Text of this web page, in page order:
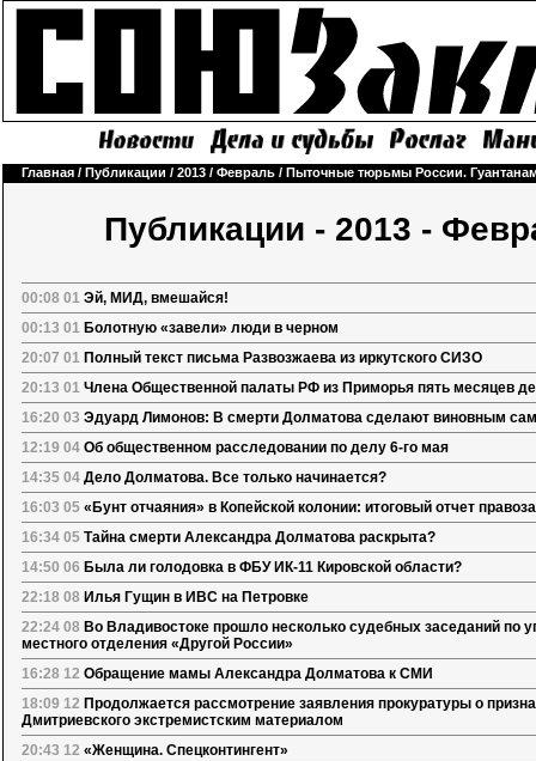
Главная / Публикации / 2013 / Февраль / Пыточные тюрьмы России.
Публикации - 2013 -
00:08 01 Эй, МИД, вмешайся!
00:13 01 Болотную «завели» люди в черном
20:07 01 Полный текст письма Развозжаева из иркутского СИЗО
20:13 01 Члена Общественной палаты РФ из Приморья пять месяцев
16:20 03 Эдуард Лимонов: В смерти Долматова сделают виновным
12:19 04 Об общественном расследовании по делу 6-го мая
14:35 04 Дело Долматова. Все только начинается?
16:03 05 «Бунт отчаяния» в Копейской колонии: итоговый отчет
16:34 05 Тайна смерти Александра Долматова раскрыта?
14:50 06 Была ли голодовка в ФБУ ИК-11 Кировской области?
22:18 08 Илья Гущин в ИВС на Петровке
22:24 08 Во Владивостоке прошло несколько судебных заседаний по
местного отделения «Другой России»
16:28 12 Обращение мамы Александра Долматова к СМИ
18:09 12 Продолжается рассмотрение заявления прокуратуры о
Дмитриевского экстремистским материалом
20:43 12 «Женщина. Спецконтингент»